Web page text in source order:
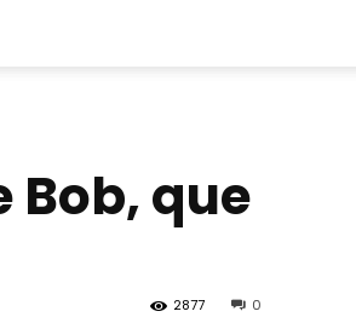
Bob, que
0
2877